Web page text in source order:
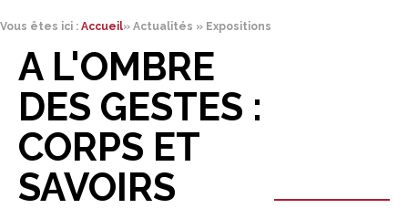
Vous êtes ici : Accueil» Actualités » Expositions
A L'OMBRE
DES GESTES :
CORPS ET
SAVOIRS